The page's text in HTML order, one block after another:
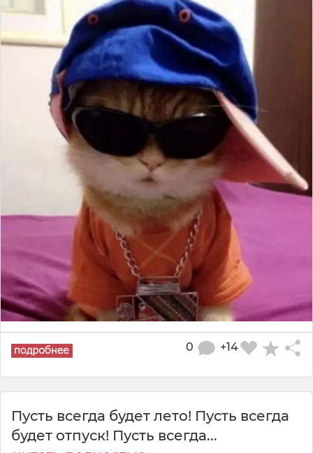
+14
0
Пусть всегда будет лето! Пусть всегда
будет отпуск! Пусть всегда...